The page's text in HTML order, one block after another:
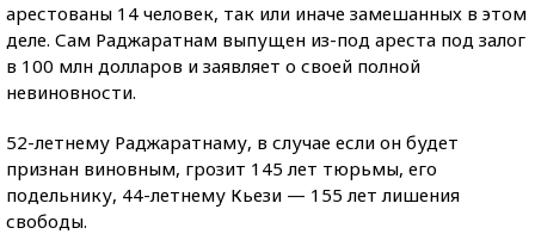
арестованы 14 человек, так или иначе замешанных в этом
деле. Сам Раджаратнам выпущен из-под ареста под залог
в 100 млн долларов и заявляет о своей полной
невиновности.
52-летнему Раджаратнаму, в случае если он будет
признан виновным, грозит 145 лет тюрьмы, его
подельнику, 44-летнему Кьези — 155 лет лишения
свободы.